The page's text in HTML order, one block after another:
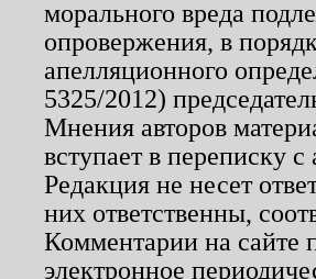
морального вреда
опровержения, в
апелляционного
5325/2012)
Мнения авторов
вступает в переписку с
Редакция не несет
них ответственны,
Комментарии на сайте
электронное